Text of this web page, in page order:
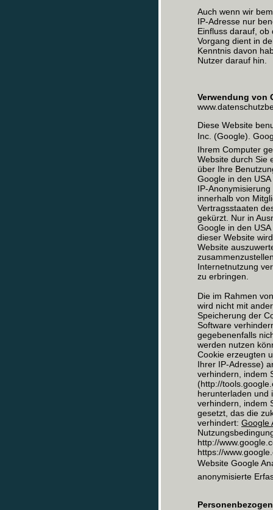
Auch wenn wir
IP-Adresse nur
Einfluss darauf, ob
Vorgang dient in
Kenntnis davon
Nutzer darauf hin.
Verwendung
Diese Website
Inc. (Google).
Ihrem Computer
Website durch Sie
über Ihre
Google in den
IP-
innerhalb von
Vertragsstaaten
gekürzt. Nur in
Google in den
dieser Website
Website
Internetnutzung
zu erbringen.
Die im Rahmen
wird nicht mit
Speicherung der
Software
gegebenenfalls
werden nutzen
Cookie erzeugten
Ihrer IP-Adresse)
verhindern, indem
(http://
herunterladen und
verhindern, indem
gesetzt, das die
verhindert: Google
http://
https://
Website Google
anonymisierte